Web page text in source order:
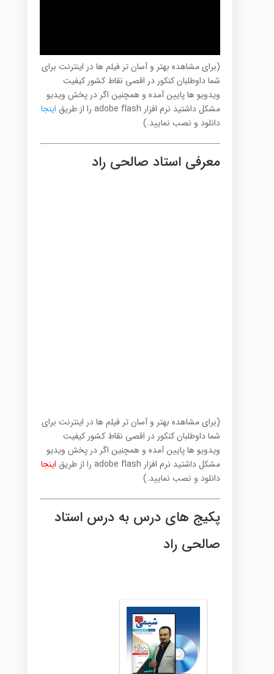
(برای مشاهده بهتر و آسان تر فیلم ها در اینترنت برای
شما داوطلبان کنکور در اقصی نقاط کشور کیفیت
ویدویو ها پایین آمده و همچنین اگر در پخش ویدیو
مشکل داشتید نرم افزار adobe flash را از طریق
اینجا
دانلود و نصب نمایید.)
معرفی استاد صالحی راد
(برای مشاهده بهتر و آسان تر فیلم ها در اینترنت برای
شما داوطلبان کنکور در اقصی نقاط کشور کیفیت
ویدویو ها پایین آمده و همچنین اگر در پخش ویدیو
مشکل داشتید نرم افزار adobe flash را از طریق
اینجا
دانلود و نصب نمایید.)
پکیج های درس به درس استاد
صالحی راد